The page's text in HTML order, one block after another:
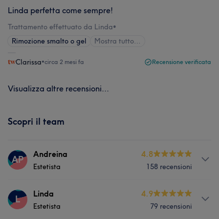
Linda perfetta come sempre!
Trattamento effettuato da Linda•
Rimozione smalto o gel
Mostra tutto…
Clarissa•circa 2 mesi fa Recensione verificata
Visualizza altre recensioni...
Scopri il team
AP Andreina
Estetista
4.8
158 recensioni
Servizi
L Linda
Estetista
4.9
79 recensioni